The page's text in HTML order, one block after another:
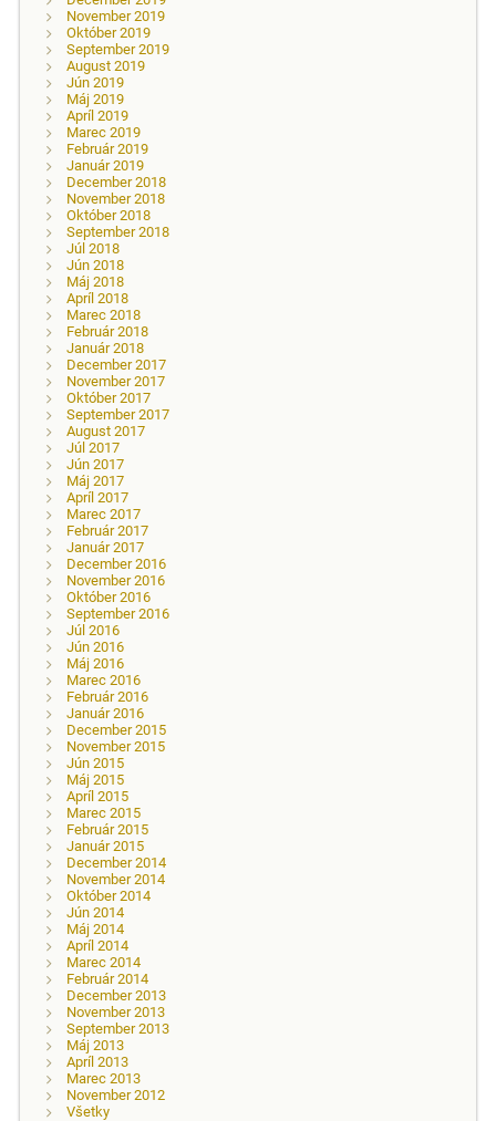
November 2019
Október 2019
September 2019
August 2019
Jún 2019
Máj 2019
Apríl 2019
Marec 2019
Február 2019
Január 2019
December 2018
November 2018
Október 2018
September 2018
Júl 2018
Jún 2018
Máj 2018
Apríl 2018
Marec 2018
Február 2018
Január 2018
December 2017
November 2017
Október 2017
September 2017
August 2017
Júl 2017
Jún 2017
Máj 2017
Apríl 2017
Marec 2017
Február 2017
Január 2017
December 2016
November 2016
Október 2016
September 2016
Júl 2016
Jún 2016
Máj 2016
Marec 2016
Február 2016
Január 2016
December 2015
November 2015
Jún 2015
Máj 2015
Apríl 2015
Marec 2015
Február 2015
Január 2015
December 2014
November 2014
Október 2014
Jún 2014
Máj 2014
Apríl 2014
Marec 2014
Február 2014
December 2013
November 2013
September 2013
Máj 2013
Apríl 2013
Marec 2013
November 2012
Všetky